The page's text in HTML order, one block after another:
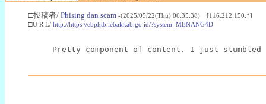
□投稿者/ Phising dan scam -(2025/05/22(Thu) 06:35:38) [116.212.150.*]
□U R L/ http://https://ebphtb.lebakkab.go.id/?system=MENANG4D
Pretty component of content. I just